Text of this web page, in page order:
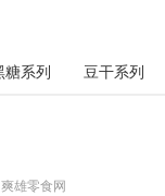
糖系列 豆干系列
雄零食网